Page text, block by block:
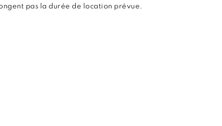
pas la durée de location prévue.